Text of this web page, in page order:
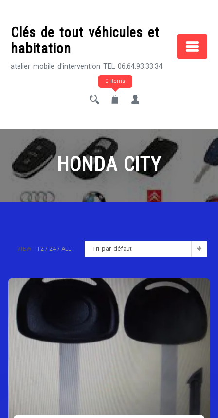
contentClés de tout véhicules et
habitation
atelier mobile d'intervention TEL 06.64.93.33.34
0 items
HONDA CITY
Tri par défaut
VIEW: 12 24 ALL: